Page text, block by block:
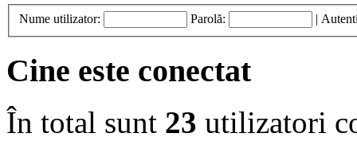
Nume utilizator: Parolă: |
Cine este conectat
În total sunt 23 utilizatori